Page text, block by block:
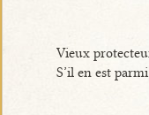
Vieux
S’il en est